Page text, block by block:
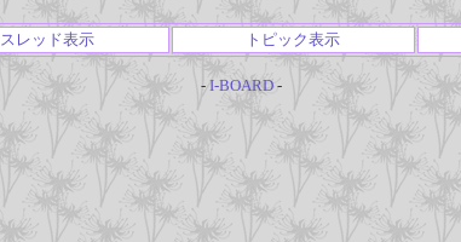
スレッド表示 トピック表示
- I-BOARD-